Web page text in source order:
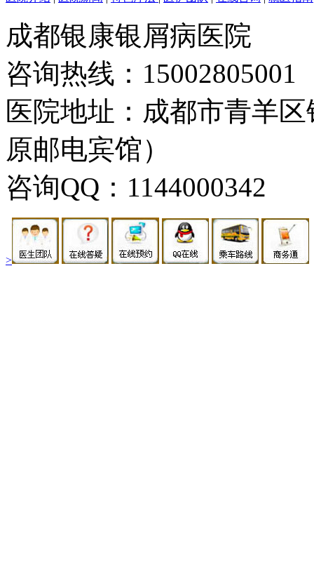
成都银康银屑病医院
咨询热线：15002805001
医院地址：成都市青羊
原邮电宾馆）
咨询QQ：1144000342
>